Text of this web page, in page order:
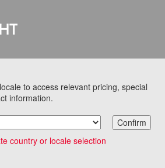
6000X
ープシリーズ
と損するオシ
to access relevant pricing, special
information.
Confirm
country or locale selection